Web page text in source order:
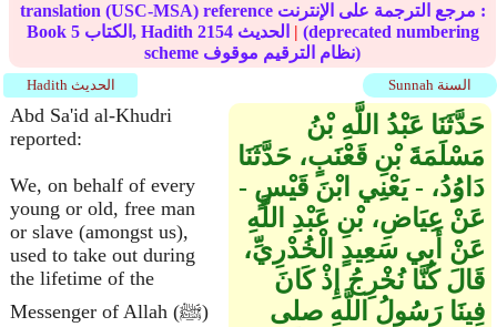
translation (USC-MSA) reference مرجع الترجمة على الإنترنت :
Book 5 الكتاب, Hadith 2154 | (deprecated numbering
scheme نظام الترقيم موقوف)
Sunnah السنة Hadith الحديث
Abd Sa'id al-Khudri
reported:
We, on behalf of every
young or old, free man
or slave (amongst us),
used to take out during
the lifetime of the
Messenger of Allah (ﷺ)
حَدَّثَنَا عَبْدُ اللَّهِ بْنُ
مَسْلَمَةَ بْنِ قَعْنَبٍ، حَدَّثَنَا
دَاوُدُ، - يَعْنِي ابْنَ قَيْسٍ -
عَنْ عِيَاضِ، بْنِ عَبْدِ اللَّهِ
عَنْ أَبِي سَعِيدٍ الْخُدْرِيِّ،
قَالَ كُنَّا نُخْرِجُ إِذْ كَانَ
فِينَا رَسُولُ اللَّهِ صلى